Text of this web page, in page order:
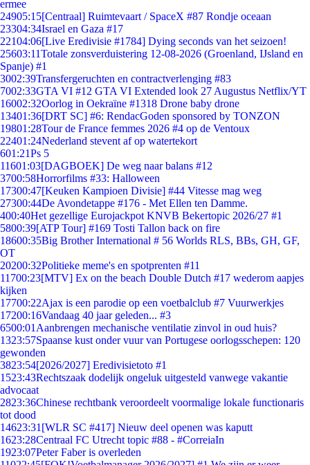
ermee
24905:15[Centraal] Ruimtevaart / SpaceX #87 Rondje oceaan
23304:34Israel en Gaza #17
22104:06[Live Eredivisie #1784] Dying seconds van het seizoen!
25603:11Totale zonsverduistering 12-08-2026 (Groenland, IJsland en
Spanje) #1
3002:39Transfergeruchten en contractverlenging #83
7002:33GTA VI #12 GTA VI Extended look 27 Augustus Netflix/YT
16002:32Oorlog in Oekraïne #1318 Drone baby drone
13401:36[DRT SC] #6: RendacGoden sponsored by TONZON
19801:28Tour de France femmes 2026 #4 op de Ventoux
22401:24Nederland stevent af op watertekort
601:21Ps 5
11601:03[DAGBOEK] De weg naar balans #12
3700:58Horrorfilms #33: Halloween
17300:47[Keuken Kampioen Divisie] #44 Vitesse mag weg
27300:44De Avondetappe #176 - Met Ellen ten Damme.
400:40Het gezellige Eurojackpot KNVB Bekertopic 2026/27 #1
5800:39[ATP Tour] #169 Tosti Tallon back on fire
18600:35Big Brother International # 56 Worlds RLS, BBs, GH, GF,
OT
20200:32Politieke meme's en spotprenten #11
11700:23[MTV] Ex on the beach Double Dutch #17 wederom aapjes
kijken
17700:22Ajax is een parodie op een voetbalclub #7 Vuurwerkjes
17200:16Vandaag 40 jaar geleden... #3
6500:01 Aanbrengen mechanische ventilatie zinvol in oud huis?
1323:57Spaanse kust onder vuur van Portugese oorlogsschepen: 120
gewonden
3823:54[2026/2027] Eredivisietoto #1
1523:43Rechtszaak dodelijk ongeluk uitgesteld vanwege vakantie
advocaat
2823:36Chinese rechtbank veroordeelt voormalige lokale functionaris
tot dood
14623:31 [WLR SC #417] Nieuw deel openen was kaputt
1623:28Centraal FC Utrecht topic #88 - #CorreiaIn
1923:07Peter Faber is overleden